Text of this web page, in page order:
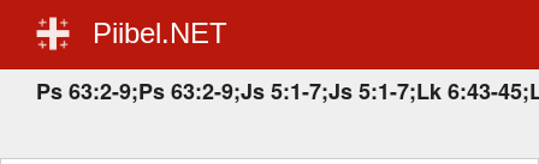
Piibel.NET
Ps 63:2-9;Ps 63:2-9;Js 5:1-7;Js 5:1-7;Lk 6:43-